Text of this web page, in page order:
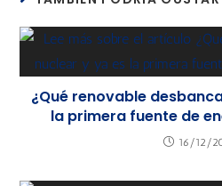
¿Qué renovable
la primera fuente de
16/12/